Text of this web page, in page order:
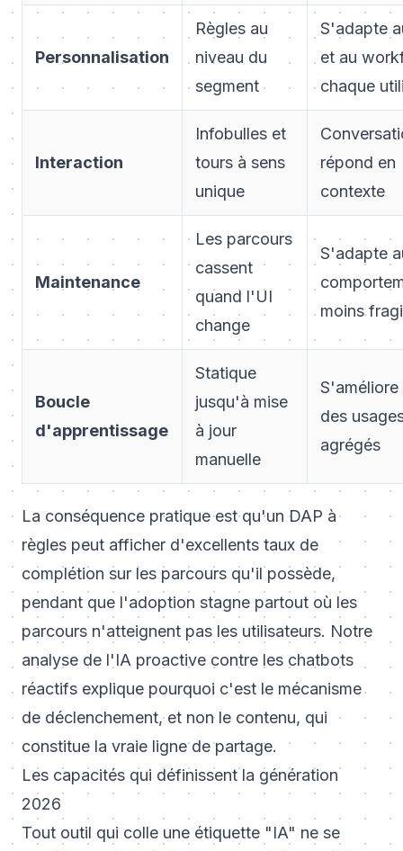
Personnalisation
Règles au
niveau du
segment
S'adapte
et au
chaque
Interaction
Infobulles et
tours à sens
unique
répond en
contexte
Maintenance
Les parcours
cassent
quand l'UI
change
S'adapte
moins
Boucle
d'apprentissage
Statique
jusqu'à mise
à jour
manuelle
S'améliore
des
agrégés
La conséquence pratique est qu'un DAP à
règles peut afficher d'excellents taux de
complétion sur les parcours qu'il possède,
pendant que l'adoption stagne partout où les
parcours n'atteignent pas les utilisateurs. Notre
analyse de l'IA proactive contre les chatbots
réactifs explique pourquoi c'est le mécanisme
de déclenchement, et non le contenu, qui
constitue la vraie ligne de partage.
Les capacités qui définissent la génération
2026
Tout outil qui colle une étiquette "IA" ne se